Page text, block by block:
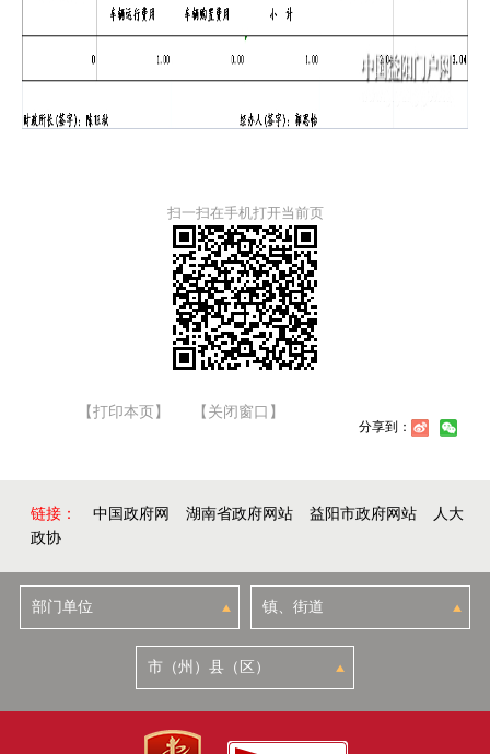
扫一扫在手机打开当前页
【打印本页】 【关闭窗口】
分享到：
链接： 中国政府网 湖南省政府网站 益阳市政府网站
人大
政协